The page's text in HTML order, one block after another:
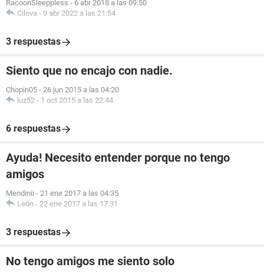
RacoonSleeppless - 6 abr 2018 a las 09:50
Cilova - 9 abr 2022 a las 21:54
3 respuestas
Siento que no encajo con nadie.
Chopin05 - 26 jun 2015 a las 04:20
luz52 - 1 oct 2015 a las 22:44
6 respuestas
Ayuda! Necesito entender porque no tengo
amigos
Mendinii - 21 ene 2017 a las 04:35
León - 22 ene 2017 a las 17:31
3 respuestas
No tengo amigos me siento solo